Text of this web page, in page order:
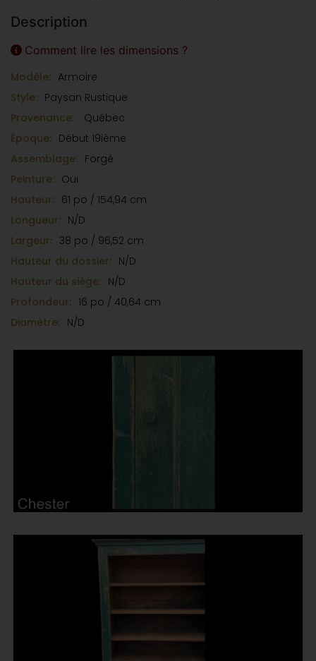
ajoutant élégance et raffinement à l'ensemble.
Recouvert de plusieurs couches de peinture
superbe teinte verte qui lui procure beaucoup de
personnalité. Authentique et plein de caractère, ce
confiturier représente un bel exemple du mobilier
québécois ancien du XIX? siècle
Description
Comment lire les dimensions ?
Modèle: Armoire
Style: Paysan Rustique
Provenance:
Québec
Époque: Début 19ième
Assemblage: Forgé
Peinture: Oui
Hauteur: 61 po / 154,94 cm
Longueur: N/D
Largeur: 38 po / 96,52 cm
Hauteur du dossier: N/D
Hauteur du siège: N/D
Profondeur: 16 po / 40,64 cm
Diamètre: N/D